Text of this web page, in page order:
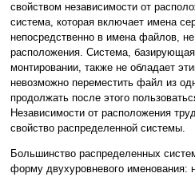
свойством независимости от
система, которая включает имена
непосредственно в имена файлов,
расположения. Система,
монтировании, также не обладает
невозможно переместить файл из
продолжать после этого
Независимости от расположения
свойство распределенной системы.
Большинство распределенных
форму двухуровневого